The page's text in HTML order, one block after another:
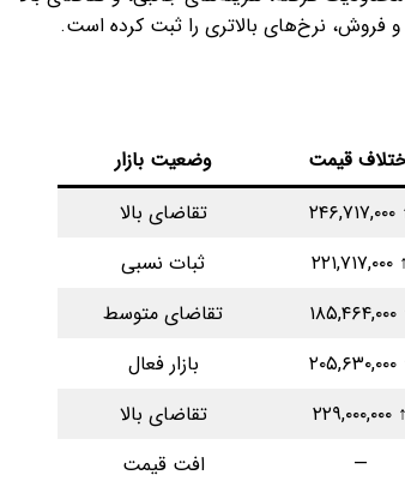
قیمت
وضعیت بازار
تقاضای بالا
↑ ۲۲۱,۷۱۷,۰۰۰
ثبات نسبی
تقاضای متوسط
بازار فعال
↑ ۲۲۹,۰۰۰,۰۰۰
تقاضای بالا
—
افت قیمت